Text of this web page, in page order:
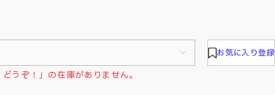
お気に入り登録
うぞ！」の在庫がありません。